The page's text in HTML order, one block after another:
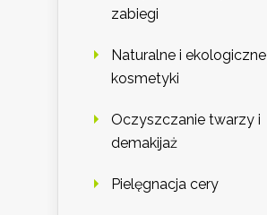
zabiegi
Naturalne i ekologiczne
kosmetyki
Oczyszczanie twarzy i
demakijaż
Pielęgnacja cery